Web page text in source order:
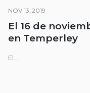
NOV 13, 2019
El 16 de
en Temperley
El...